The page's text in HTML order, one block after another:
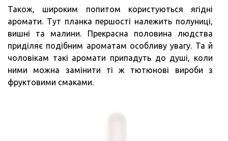
Також, широким попитом користуються ягідні
аромати. Тут планка першості належить полуниці,
вишні та малини. Прекрасна половина людства
приділяє подібним ароматам особливу увагу. Та й
чоловікам такі аромати припадуть до душі, коли
ними можна замінити ті ж тютюнові вироби з
фруктовими смаками.